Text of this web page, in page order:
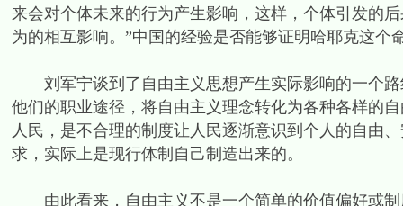
来会对个体未来的行为产生影响，这样，个体引发的
为的相互影响。”中国的经验是否能够证明哈耶克这个
刘军宁谈到了自由主义思想产生实际影响的一个路
他们的职业途径，将自由主义理念转化为各种各样的
人民，是不合理的制度让人民逐渐意识到个人的自由
求，实际上是现行体制自己制造出来的。
由此看来，自由主义不是一个简单的价值偏好或制